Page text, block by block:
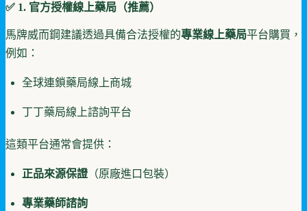
✅ 1. 官方授權線上藥局（推薦）
馬牌威而鋼建議透過具備合法授權的專業線上藥局平台購買，
例如：
全球連鎖藥局線上商城
丁丁藥局線上諮詢平台
這類平台通常會提供：
正品來源保證 （原廠進口包裝）
專業藥師諮詢